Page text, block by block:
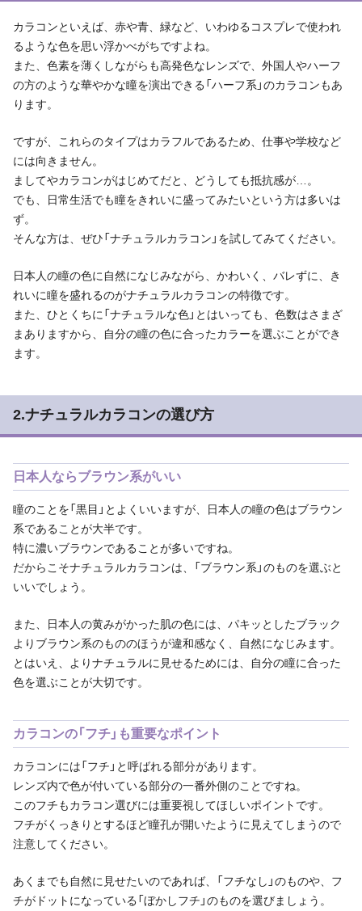
カラコンといえば、赤や青、緑など、いわゆるコスプレで使われ
るような色を思い浮かべがちですよね。
また、色素を薄くしながらも高発色なレンズで、外国人やハーフ
の方のような華やかな瞳を演出できる「ハーフ系」のカラコンもあ
ります。
ですが、これらのタイプはカラフルであるため、仕事や学校など
には向きません。
ましてやカラコンがはじめてだと、どうしても抵抗感が…。
でも、日常生活でも瞳をきれいに盛ってみたいという方は多いは
ず。
そんな方は、ぜひ「ナチュラルカラコン」を試してみてください。
日本人の瞳の色に自然になじみながら、かわいく、バレずに、き
れいに瞳を盛れるのがナチュラルカラコンの特徴です。
また、ひとくちに「ナチュラルな色」とはいっても、色数はさまざ
まありますから、自分の瞳の色に合ったカラーを選ぶことができ
ます。
2.ナチュラルカラコンの選び方
日本人ならブラウン系がいい
瞳のことを「黒目」とよくいいますが、日本人の瞳の色はブラウン
系であることが大半です。
特に濃いブラウンであることが多いですね。
だからこそナチュラルカラコンは、「ブラウン系」のものを選ぶと
いいでしょう。
また、日本人の黄みがかった肌の色には、パキッとしたブラック
よりブラウン系のもののほうが違和感なく、自然になじみます。
とはいえ、よりナチュラルに見せるためには、自分の瞳に合った
色を選ぶことが大切です。
カラコンの「フチ」も重要なポイント
カラコンには「フチ」と呼ばれる部分があります。
レンズ内で色が付いている部分の一番外側のことですね。
このフチもカラコン選びには重要視してほしいポイントです。
フチがくっきりとするほど瞳孔が開いたように見えてしまうので
注意してください。
あくまでも自然に見せたいのであれば、「フチなし」のものや、フ
チがドットになっている「ぼかしフチ」のものを選びましょう。